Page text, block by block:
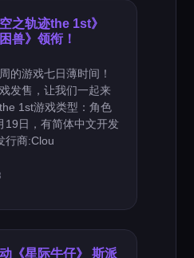
之轨迹the 1st》
兽》领衔！
的游戏七日薄时间！
发售，让我们一起来
1st游戏类型：角色
19日，有简体中文开发
行商:Clou
《星际牛仔》 斯派